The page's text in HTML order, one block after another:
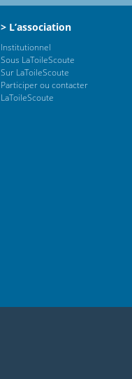
> L’association
Institutionnel
Sous LaToileScoute
Sur LaToileScoute
Participer ou contacter
LaToileScoute